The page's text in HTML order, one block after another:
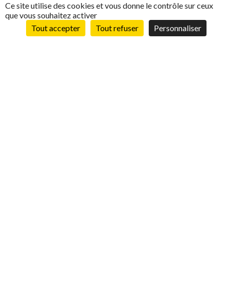
Ce site utilise des cookies et vous donne le contrôle sur ceux
que vous souhaitez activer
Tout accepter
Tout refuser Personnaliser